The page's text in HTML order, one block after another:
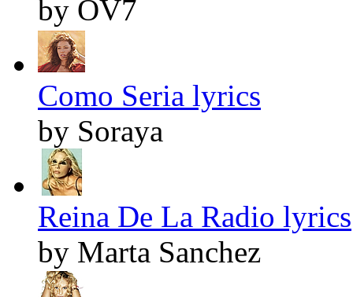
by OV7
Como Seria lyrics
by Soraya
Reina De La Radio lyrics
by Marta Sanchez